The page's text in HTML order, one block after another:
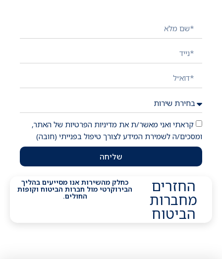
השאירו פרטים ונציג יחזור אליכם בהקדם!
קראתי ואני מאשר/ת את מדיניות הפרטיות של האתר,
ומסכים/ה לשמירת המידע לצורך טיפול בפנייתי (חובה)
שליחה
החזרים
מחברות
הביטוח
כחלק מהשירות אנו מסייעים בהליך
הבירוקרטי מול חברות הביטוח וקופות
החולים.